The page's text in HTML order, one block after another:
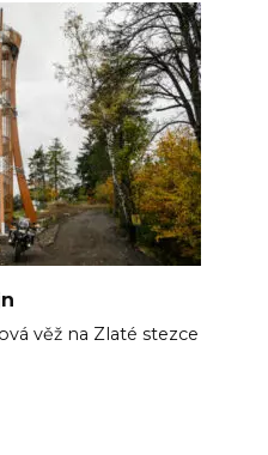
věž na Zlaté stezce